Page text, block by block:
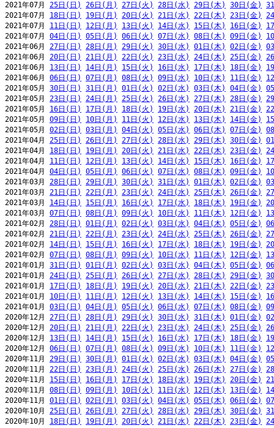
2021年07月 25日(日) 26日(月) 27日(火) 28日(水) 29日(木) 30日(金)
2021年07月 18日(日) 19日(月) 20日(火) 21日(水) 22日(木) 23日(金)
2021年07月 11日(日) 12日(月) 13日(火) 14日(水) 15日(木) 16日(金)
2021年07月 04日(日) 05日(月) 06日(火) 07日(水) 08日(木) 09日(金)
2021年06月 27日(日) 28日(月) 29日(火) 30日(水) 01日(木) 02日(金)
2021年06月 20日(日) 21日(月) 22日(火) 23日(水) 24日(木) 25日(金)
2021年06月 13日(日) 14日(月) 15日(火) 16日(水) 17日(木) 18日(金)
2021年06月 06日(日) 07日(月) 08日(火) 09日(水) 10日(木) 11日(金)
2021年05月 30日(日) 31日(月) 01日(火) 02日(水) 03日(木) 04日(金)
2021年05月 23日(日) 24日(月) 25日(火) 26日(水) 27日(木) 28日(金)
2021年05月 16日(日) 17日(月) 18日(火) 19日(水) 20日(木) 21日(金)
2021年05月 09日(日) 10日(月) 11日(火) 12日(水) 13日(木) 14日(金)
2021年05月 02日(日) 03日(月) 04日(火) 05日(水) 06日(木) 07日(金)
2021年04月 25日(日) 26日(月) 27日(火) 28日(水) 29日(木) 30日(金)
2021年04月 18日(日) 19日(月) 20日(火) 21日(水) 22日(木) 23日(金)
2021年04月 11日(日) 12日(月) 13日(火) 14日(水) 15日(木) 16日(金)
2021年04月 04日(日) 05日(月) 06日(火) 07日(水) 08日(木) 09日(金)
2021年03月 28日(日) 29日(月) 30日(火) 31日(水) 01日(木) 02日(金)
2021年03月 21日(日) 22日(月) 23日(火) 24日(水) 25日(木) 26日(金)
2021年03月 14日(日) 15日(月) 16日(火) 17日(水) 18日(木) 19日(金)
2021年03月 07日(日) 08日(月) 09日(火) 10日(水) 11日(木) 12日(金)
2021年02月 28日(日) 01日(月) 02日(火) 03日(水) 04日(木) 05日(金)
2021年02月 21日(日) 22日(月) 23日(火) 24日(水) 25日(木) 26日(金)
2021年02月 14日(日) 15日(月) 16日(火) 17日(水) 18日(木) 19日(金)
2021年02月 07日(日) 08日(月) 09日(火) 10日(水) 11日(木) 12日(金)
2021年01月 31日(日) 01日(月) 02日(火) 03日(水) 04日(木) 05日(金)
2021年01月 24日(日) 25日(月) 26日(火) 27日(水) 28日(木) 29日(金)
2021年01月 17日(日) 18日(月) 19日(火) 20日(水) 21日(木) 22日(金)
2021年01月 10日(日) 11日(月) 12日(火) 13日(水) 14日(木) 15日(金)
2021年01月 03日(日) 04日(月) 05日(火) 06日(水) 07日(木) 08日(金)
2020年12月 27日(日) 28日(月) 29日(火) 30日(水) 31日(木) 01日(金)
2020年12月 20日(日) 21日(月) 22日(火) 23日(水) 24日(木) 25日(金)
2020年12月 13日(日) 14日(月) 15日(火) 16日(水) 17日(木) 18日(金)
2020年12月 06日(日) 07日(月) 08日(火) 09日(水) 10日(木) 11日(金)
2020年11月 29日(日) 30日(月) 01日(火) 02日(水) 03日(木) 04日(金)
2020年11月 22日(日) 23日(月) 24日(火) 25日(水) 26日(木) 27日(金)
2020年11月 15日(日) 16日(月) 17日(火) 18日(水) 19日(木) 20日(金)
2020年11月 08日(日) 09日(月) 10日(火) 11日(水) 12日(木) 13日(金)
2020年11月 01日(日) 02日(月) 03日(火) 04日(水) 05日(木) 06日(金)
2020年10月 25日(日) 26日(月) 27日(火) 28日(水) 29日(木) 30日(金)
2020年10月 18日(日) 19日(月) 20日(火) 21日(水) 22日(木) 23日(金)